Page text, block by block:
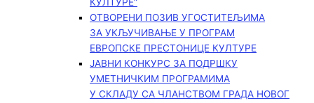
ОТВОРЕНИ ПОЗИВ УГОСТИТЕЉИМА
ЗА УКЉУЧИВАЊЕ У ПРОГРАМ
ЕВРОПСКЕ ПРЕСТОНИЦЕ КУЛТУРЕ
ЈАВНИ КОНКУРС ЗА ПОДРШКУ
УМЕТНИЧКИМ ПРОГРАМИМА
У СКЛАДУ СА ЧЛАНСТВОМ ГРАДА НОВОГ